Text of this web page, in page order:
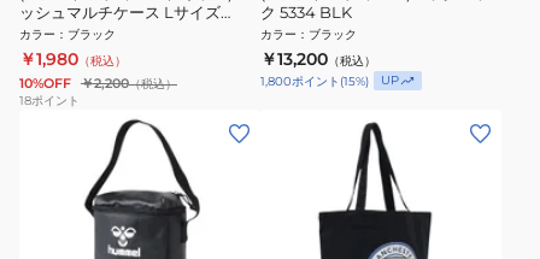
ッシュマルチケース Lサイズ
5321L BLK
カラー ： ブラック
￥1,980 （税込）
10%OFF ￥2,200（税込）
18ポイント
ク 5334 BLK
カラー ： ブラック
￥13,200 （税込）
1,800ポイント (15%) UP